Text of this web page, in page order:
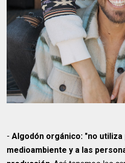
-Algodón orgánico: "no utiliza
medioambiente y a las